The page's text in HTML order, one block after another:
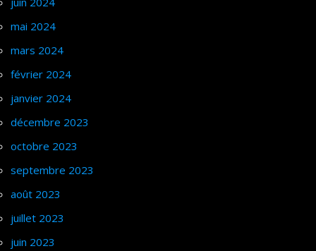
mai 2024
mars 2024
février 2024
janvier 2024
décembre 2023
octobre 2023
septembre 2023
août 2023
juillet 2023
juin 2023